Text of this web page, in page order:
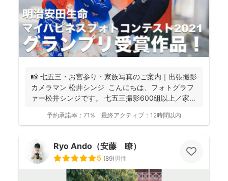
📸 七五三・お宮参り・家族写真のご案内｜出張撮影
カメラマン 松井シンジ こんにちは、フォトグラフ
ァー松井シンジです。 七五三撮影600組以上／家
予約承諾率： 71% 最終アクティブ： 12時間以内
Ryo Ando（安藤 瞭）
5 (89)男性